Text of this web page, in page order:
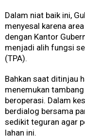
Dalam niat baik ini,
menyesal karena
dengan Kantor
menjadi alih fungsi
(TPA).
Bahkan saat ditinjau
menemukan
beroperasi. Dalam
berdialog bersama
sedikit teguran agar
lahan ini.